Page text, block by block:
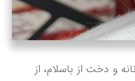
و دخت از باسلام، از